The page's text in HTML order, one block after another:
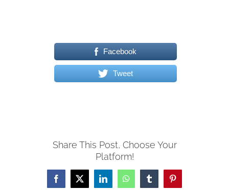
Facebook
Tweet
Share This Post, Choose Your
Platform!
Facebook
X LinkedInWhatsAppTumblrPinterest